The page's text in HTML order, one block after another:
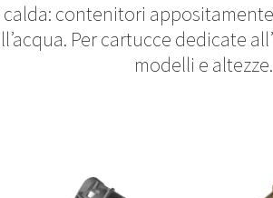
calda: contenitori
Per cartucce dedicate
modelli e altezze.